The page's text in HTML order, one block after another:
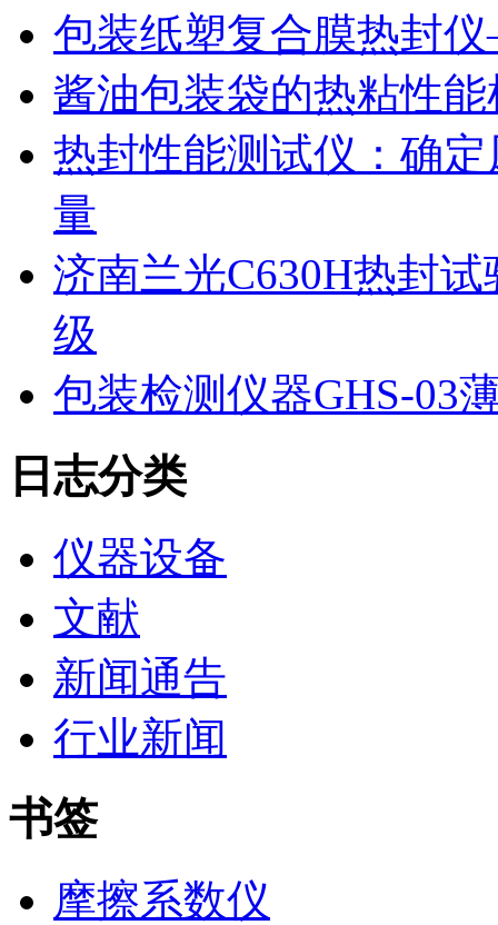
包装纸塑复合膜热封
酱油包装袋的热粘性
热封性能测试仪：确
量
济南兰光C630H热封
级
包装检测仪器GHS-03
日志分类
仪器设备
文献
新闻通告
行业新闻
书签
摩擦系数仪